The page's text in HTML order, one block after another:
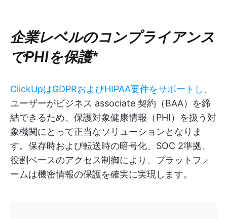
企業レベルのコンプライアンス
でPHIを保護*
ClickUpはGDPRおよびHIPAA要件をサポートし 、
ユーザーがビジネス associate 契約（BAA）を締
結できるため、保護対象健康情報（PHI）を扱う対
象機関にとって正当なソリューションとなりま
す。保存時および転送時の暗号化、SOC 2準拠、
役割ベースのアクセス制御により、プラットフォ
ームは機密情報の保護を確実に実現します。